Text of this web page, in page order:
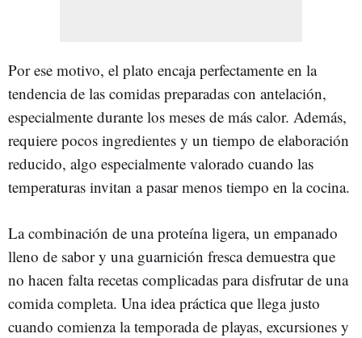
Por ese motivo, el plato encaja perfectamente en la
tendencia de las comidas preparadas con antelación,
especialmente durante los meses de más calor. Además,
requiere pocos ingredientes y un tiempo de elaboración
reducido, algo especialmente valorado cuando las
temperaturas invitan a pasar menos tiempo en la cocina.
La combinación de una proteína ligera, un empanado
lleno de sabor y una guarnición fresca demuestra que
no hacen falta recetas complicadas para disfrutar de una
comida completa. Una idea práctica que llega justo
cuando comienza la temporada de playas, excursiones y